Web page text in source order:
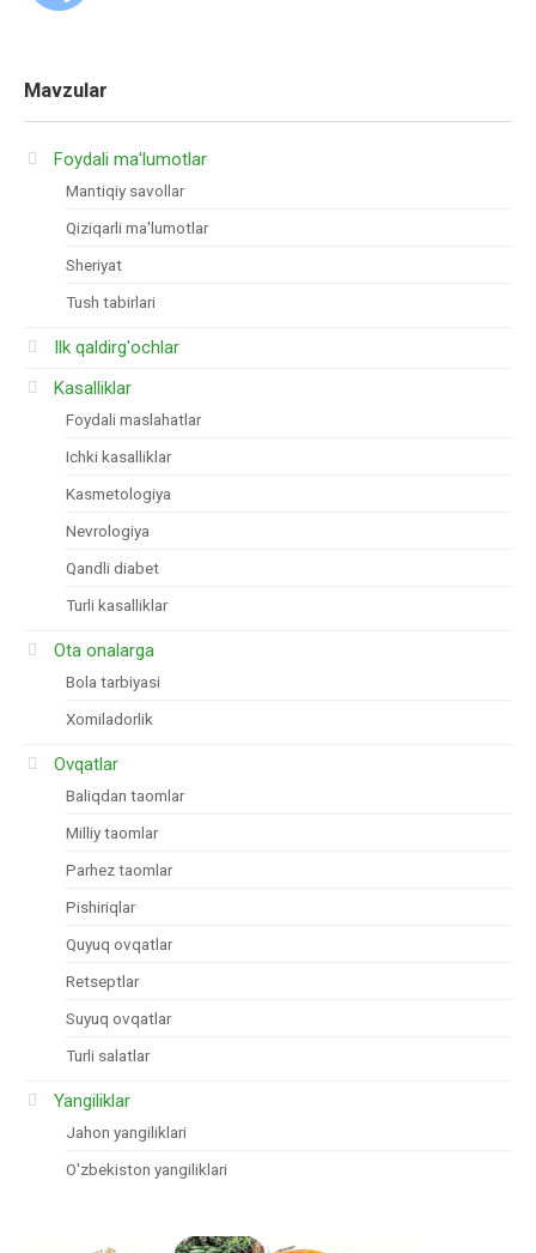
Mavzular
Foydali ma'lumotlar
Mantiqiy savollar
Qiziqarli ma'lumotlar
Sheriyat
Tush tabirlari
Ilk qaldirg'ochlar
Kasalliklar
Foydali maslahatlar
Ichki kasalliklar
Kasmetologiya
Nevrologiya
Qandli diabet
Turli kasalliklar
Ota onalarga
Bola tarbiyasi
Xomiladorlik
Ovqatlar
Baliqdan taomlar
Milliy taomlar
Parhez taomlar
Pishiriqlar
Quyuq ovqatlar
Retseptlar
Suyuq ovqatlar
Turli salatlar
Yangiliklar
Jahon yangiliklari
O'zbekiston yangiliklari